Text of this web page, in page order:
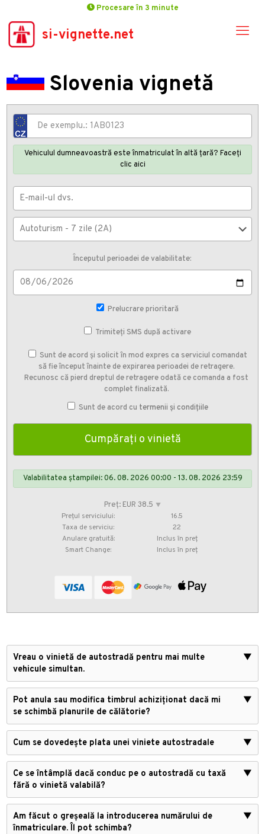
Procesare în 3 minute
si-vignette.net
Slovenia vignetă
Vehiculul dumneavoastră este înmatriculat în altă țară? Faceți
clic aici
Începutul perioadei de valabilitate:
Prelucrare prioritară
Trimiteți SMS după activare
Sunt de acord și solicit în mod expres ca serviciul comandat
să fie început înainte de expirarea perioadei de retragere.
Recunosc că pierd dreptul de retragere odată ce comanda a fost
complet finalizată.
Sunt de acord cu termenii și condițiile
Valabilitatea ștampilei: 06. 08. 2026 00:00 - 13. 08. 2026 23:59
Preț: EUR 38.5 ⯆
Prețul serviciului:
16.5
Taxa de serviciu:
22
Anulare gratuită:
Inclus în preț
Smart Change:
Inclus în preț
Vreau o vinietă de autostradă pentru mai multe
vehicule simultan.
▼
Pot anula sau modifica timbrul achiziționat dacă mi
se schimbă planurile de călătorie?
▼
Cum se dovedește plata unei viniete autostradale ▼
Ce se întâmplă dacă conduc pe o autostradă cu taxă
fără o vinietă valabilă?
▼
Am făcut o greșeală la introducerea numărului de
înmatriculare. Îl pot schimba?
▼